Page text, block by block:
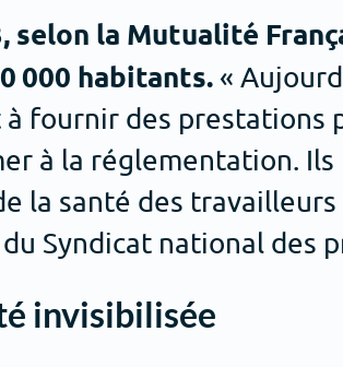
selon la Mutualité
000 habitants. «
à fournir des prestations
à la réglementation.
la santé des
Syndicat national des
invisibilisée